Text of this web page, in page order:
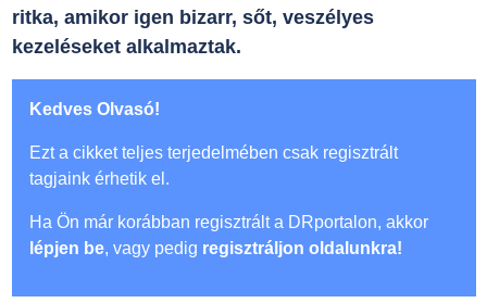
ritka, amikor igen bizarr, sőt, veszélyes
kezeléseket alkalmaztak.
Kedves Olvasó!
Ezt a cikket teljes terjedelmében csak regisztrált
tagjaink érhetik el.
Ha Ön már korábban regisztrált a DRportalon, akkor
lépjen be, vagy pedig regisztráljon oldalunkra!